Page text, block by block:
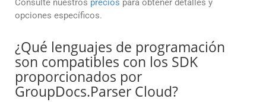
Consulte nuestros precios para obtener detalles y
opciones específicos.
¿Qué lenguajes de programación
son compatibles con los SDK
proporcionados por
GroupDocs.Parser Cloud?